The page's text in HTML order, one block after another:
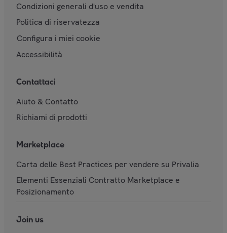
Condizioni generali d'uso e vendita
Politica di riservatezza
Configura i miei cookie
Accessibilità
Contattaci
Aiuto & Contatto
Richiami di prodotti
Marketplace
Carta delle Best Practices per vendere su Privalia
Elementi Essenziali Contratto Marketplace e
Posizionamento
Join us